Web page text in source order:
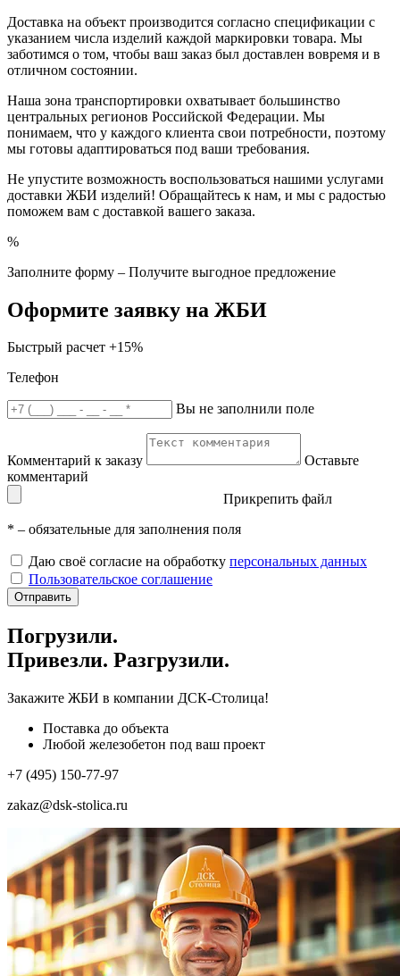
Доставка на объект производится согласно спецификации с
указанием числа изделий каждой маркировки товара. Мы
заботимся о том, чтобы ваш заказ был доставлен вовремя и в
отличном состоянии.
Наша зона транспортировки охватывает большинство
центральных регионов Российской Федерации. Мы
понимаем, что у каждого клиента свои потребности, поэтому
мы готовы адаптироваться под ваши требования.
Не упустите возможность воспользоваться нашими услугами
доставки ЖБИ изделий! Обращайтесь к нам, и мы с радостью
поможем вам с доставкой вашего заказа.
%
Заполните форму – Получите выгодное предложение
Оформите заявку на ЖБИ
Быстрый расчет +15%
Телефон
Вы не заполнили поле
Комментарий к заказу
Оставьте
комментарий
Прикрепить файл
* – обязательные для заполнения поля
Даю своё согласие на обработку персональных данных
Пользовательское соглашение
Отправить
Погрузили.
Привезли. Разгрузили.
Закажите ЖБИ в компании ДСК-Столица!
Поставка до объекта
Любой железобетон под ваш проект
+7 (495) 150-77-97
zakaz@dsk-stolica.ru